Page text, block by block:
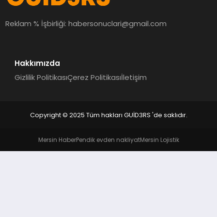
MAGAZIN
Reklam % İşbirliği:habersonuclari@gmail.com
Hakkımızda
Gizlilik PolitikasıÇerez Politikasıİletişim
Copyright © 2025 Tüm hakları GUİD3RS 'de saklıdır.
Mersin HaberPendik evden nakliyatMersin Lojistik